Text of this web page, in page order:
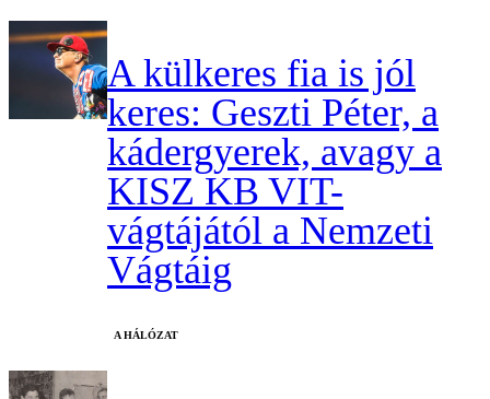
A külkeres fia is jól
keres: Geszti Péter, a
kádergyerek, avagy a
KISZ KB VIT-
vágtájától a Nemzeti
Vágtáig
A HÁLÓZAT